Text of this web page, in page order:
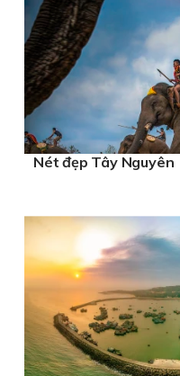
Nét đẹp Tây Nguyên